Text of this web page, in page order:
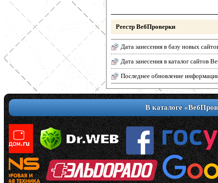
Реестр ВебПроверки
Дата занесения в базу новых
Дата занесения в каталог сайтов
Последнее обновление
В каталоге